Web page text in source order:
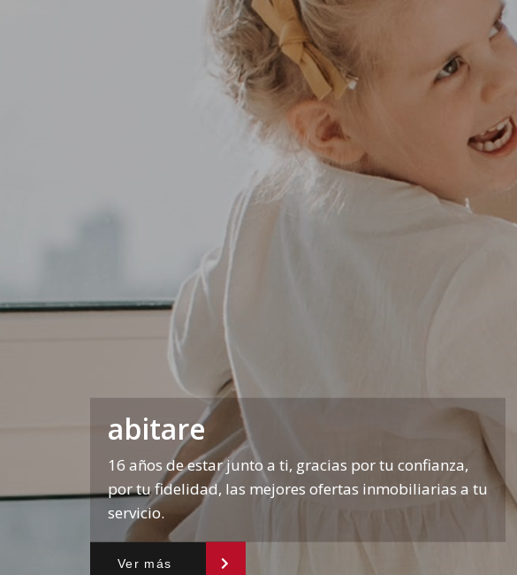
abitare
16 años de estar junto a ti, gracias por tu confianza,
por tu fidelidad, las mejores ofertas inmobiliarias a tu
servicio.
Ver más